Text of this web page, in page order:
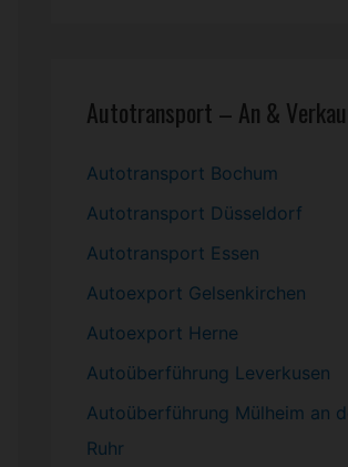
Autotransport – An &
Autotransport Bochum
Autotransport Düsseldorf
Autotransport Essen
Autoexport Gelsenkirchen
Autoexport Herne
Autoüberführung Leverkusen
Autoüberführung Mülheim an
Ruhr